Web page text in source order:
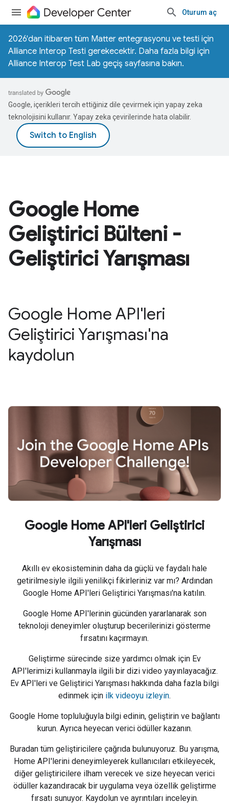
Oturum aç
2026'dan itibaren tüm Matter entegrasyonu ve testi için
Alliance Interop Testi gerekecektir. Daha fazla bilgi için
Alliance Interop Test Lab geçiş sayfasına bakın.
Google, içerikleri tercih ettiğiniz dile çevirmek için yapay zeka
teknolojisini kullanır. Yapay zeka çevirilerinde hata olabilir.
Google Home
Geliştirici Bülteni -
Geliştirici Yarışması
Google Home API'leri
Geliştirici Yarışması'na
kaydolun
Google Home API'leri Geliştirici
Yarışması
Akıllı ev ekosisteminin daha da güçlü ve faydalı hale
getirilmesiyle ilgili yenilikçi fikirleriniz var mı? Ardından
Google Home API'leri Geliştirici Yarışması'na katılın.
Google Home API'lerinin gücünden yararlanarak son
teknoloji deneyimler oluşturup becerilerinizi gösterme
fırsatını kaçırmayın.
Geliştirme sürecinde size yardımcı olmak için Ev
API'lerimizi kullanmayla ilgili bir dizi video yayınlayacağız.
Ev API'leri ve Geliştirici Yarışması hakkında daha fazla bilgi
edinmek için ilk videoyu izleyin.
Google Home topluluğuyla bilgi edinin, geliştirin ve bağlantı
kurun. Ayrıca heyecan verici ödüller kazanın.
Buradan tüm geliştiricilere çağrıda bulunuyoruz. Bu yarışma,
Home API'lerini deneyimleyerek kullanıcıları etkileyecek,
diğer geliştiricilere ilham verecek ve size heyecan verici
ödüller kazandıracak bir uygulama veya özellik geliştirme
fırsatı sunuyor. Kaydolun ve ayrıntıları inceleyin.